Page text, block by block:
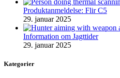
Produktanmeldelse: Flir C5
29. januar 2025
Information om Jagttider
29. januar 2025
Kategorier